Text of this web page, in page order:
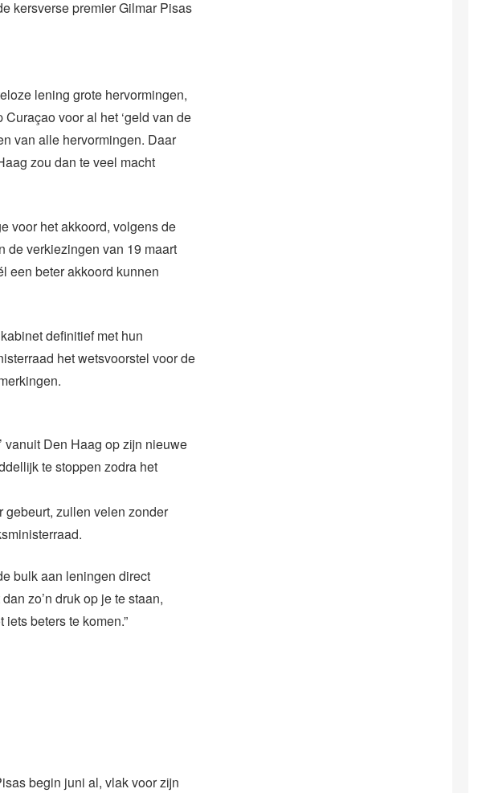
kersverse premier Gilmar Pisas
lening grote hervormingen,
voor al het ‘geld van de
van alle hervormingen. Daar
zou dan te veel macht
voor het akkoord, volgens de
de verkiezingen van 19 maart
een beter akkoord kunnen
definitief met hun
het wetsvoorstel voor de
vanuit Den Haag op zijn nieuwe
te stoppen zodra het
gebeurt, zullen velen zonder
bulk aan leningen direct
zo’n druk op je te staan,
beters te komen.”
begin juni al, vlak voor zijn